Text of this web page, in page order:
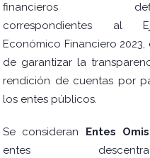
financieros
correspondientes al
Económico Financiero 2023,
de garantizar la
rendición de cuentas por
los entes públicos.
Se consideran Entes
entes